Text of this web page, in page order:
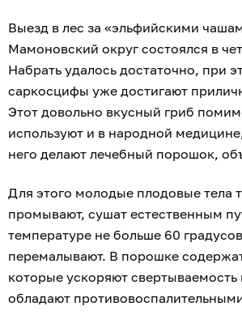
Выезд в лес за «эльфийскими
Мамоновский округ состоялся в
Набрать удалось достаточно, при
саркосцифы уже достигают
Этот довольно вкусный гриб
используют и в народной
него делают лечебный порошок,
Для этого молодые плодовые тела
промывают, сушат естественным
температуре не больше 60
перемалывают. В порошке
которые ускоряют свертываемость
обладают